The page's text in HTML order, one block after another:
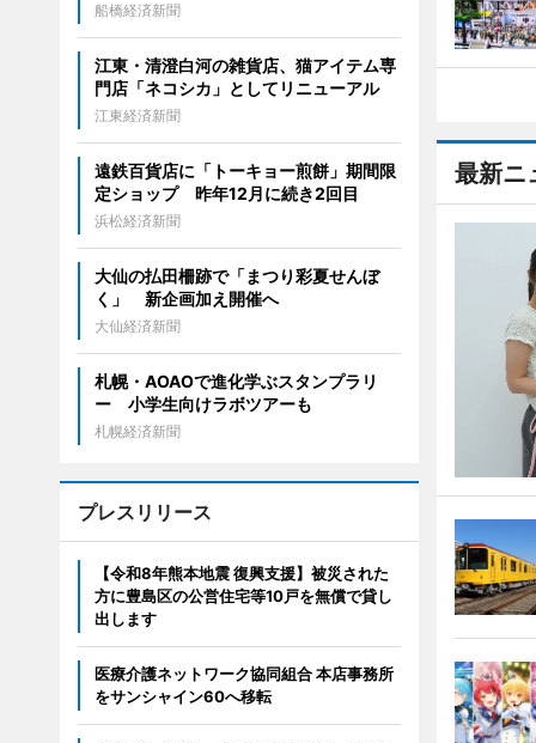
最新ニ
船橋経済新聞
江東・清澄白河の雑貨店、猫アイテム専
門店「ネコシカ」としてリニューアル
江東経済新聞
遠鉄百貨店に「トーキョー煎餅」期間限
定ショップ 昨年12月に続き2回目
浜松経済新聞
大仙の払田柵跡で「まつり彩夏せんぼ
く」 新企画加え開催へ
大仙経済新聞
札幌・AOAOで進化学ぶスタンプラリ
ー 小学生向けラボツアーも
札幌経済新聞
プレスリリース
【令和8年熊本地震 復興支援】被災された
方に豊島区の公営住宅等10戸を無償で貸し
出します
医療介護ネットワーク協同組合 本店事務所
をサンシャイン60へ移転